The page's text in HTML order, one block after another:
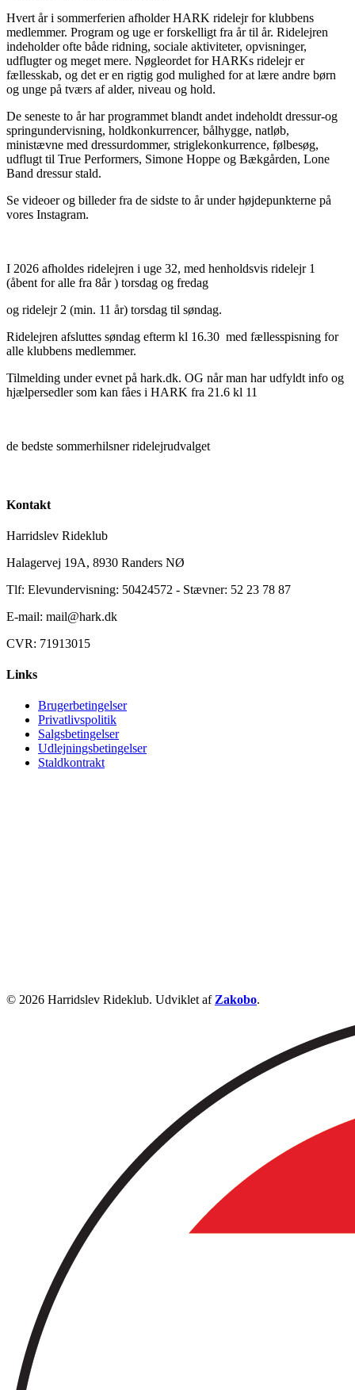
Hvert år i sommerferien afholder HARK ridelejr for klubbens
medlemmer. Program og uge er forskelligt fra år til år. Ridelejren
indeholder ofte både ridning, sociale aktiviteter, opvisninger,
udflugter og meget mere. Nøgleordet for HARKs ridelejr er
fællesskab, og det er en rigtig god mulighed for at lære andre børn
og unge på tværs af alder, niveau og hold.
De seneste to år har programmet blandt andet indeholdt dressur-og
springundervisning, holdkonkurrencer, bålhygge, natløb,
ministævne med dressurdommer, striglekonkurrence, følbesøg,
udflugt til True Performers, Simone Hoppe og Bækgården, Lone
Band dressur stald.
Se videoer og billeder fra de sidste to år under højdepunkterne på
vores Instagram.
I 2026 afholdes ridelejren i uge 32, med henholdsvis ridelejr 1
(åbent for alle fra 8år ) torsdag og fredag
og ridelejr 2 (min. 11 år) torsdag til søndag.
Ridelejren afsluttes søndag efterm kl 16.30 med fællesspisning for
alle klubbens medlemmer.
Tilmelding under evnet på hark.dk. OG når man har udfyldt info og
hjælpersedler som kan fåes i HARK fra 21.6 kl 11
de bedste sommerhilsner ridelejrudvalget
Kontakt
Harridslev Rideklub
Halagervej 19A, 8930 Randers NØ
Tlf: Elevundervisning: 50424572 - Stævner: 52 23 78 87
E-mail: mail@hark.dk
CVR: 71913015
Links
Brugerbetingelser
Privatlivspolitik
Salgsbetingelser
Udlejningsbetingelser
Staldkontrakt
© 2026 Harridslev Rideklub. Udviklet afZakobo.